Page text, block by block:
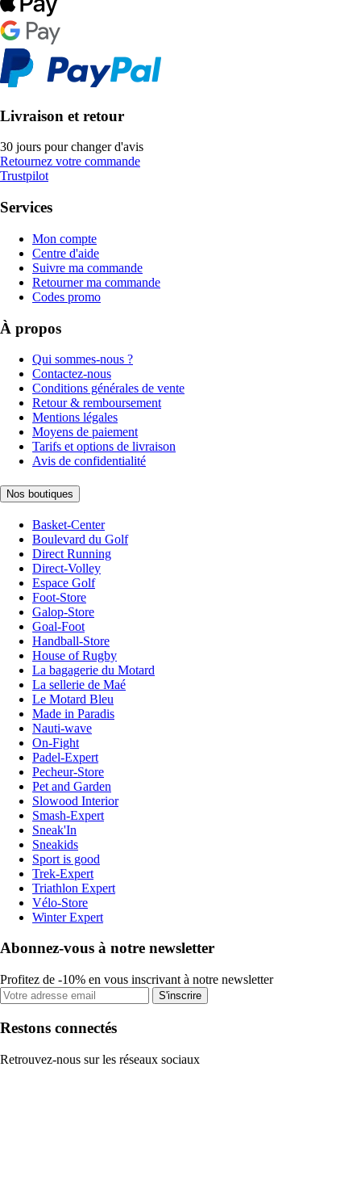
Livraison et retour
30 jours pour changer d'avis
Retournez votre commande
Trustpilot
Services
Mon compte
Centre d'aide
Suivre ma commande
Retourner ma commande
Codes promo
À propos
Qui sommes-nous ?
Contactez-nous
Conditions générales de vente
Retour & remboursement
Mentions légales
Moyens de paiement
Tarifs et options de livraison
Avis de confidentialité
Nos boutiques
Basket-Center
Boulevard du Golf
Direct Running
Direct-Volley
Espace Golf
Foot-Store
Galop-Store
Goal-Foot
Handball-Store
House of Rugby
La bagagerie du Motard
La sellerie de Maé
Le Motard Bleu
Made in Paradis
Nauti-wave
On-Fight
Padel-Expert
Pecheur-Store
Pet and Garden
Slowood Interior
Smash-Expert
Sneak'In
Sneakids
Sport is good
Trek-Expert
Triathlon Expert
Vélo-Store
Winter Expert
Abonnez-vous à notre newsletter
Profitez de -10% en vous inscrivant à notre newsletter
S'inscrire
Restons connectés
Retrouvez-nous sur les réseaux sociaux